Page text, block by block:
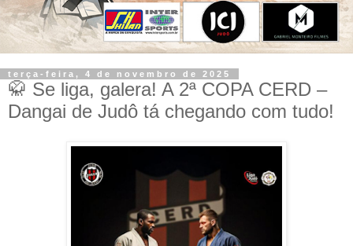
terça-feira, 4 de novembro de 2025
🥋 Se liga, galera! A 2ª COPA CERD –
Dangai de Judô tá chegando com tudo!